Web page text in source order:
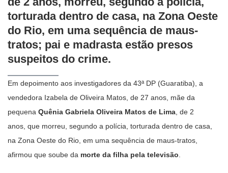
torturada dentro de casa, na Zona Oeste
do Rio, em uma sequência de maus-
tratos; pai e madrasta estão presos
suspeitos do crime.
Em depoimento aos investigadores da 43ª DP (Guaratiba), a
vendedora Izabela de Oliveira Matos, de 27 anos, mãe da
pequena Quênia Gabriela Oliveira Matos de Lima , de 2
anos, que morreu, segundo a polícia, torturada dentro de casa,
na Zona Oeste do Rio, em uma sequência de maus-tratos,
afirmou que soube da morte da filha pela televisão